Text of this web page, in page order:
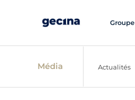
Groupe
Média Actualités